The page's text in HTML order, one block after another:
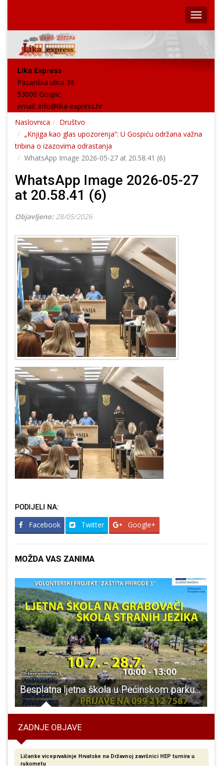
Lika Express
Pazariška ulica 36
53000 Gospić
email: info@lika-express.hr
Naslovnica
Društvo
„Knjiga kao glas upozorenja”: U Gospiću održana važna
tribina o izazovima odrastanja
WhatsApp Image 2026-05-27 at 20.58.41 (6)
WhatsApp Image 2026-05-27
at 20.58.41 (6)
Objavljeno: 28/05/2026
PODIJELI NA:
Facebook Twitter Google+
MOŽDA VAS ZANIMA
Besplatna ljetna škola u Pećinskom parku Grabovača
ZADNJE OBJAVE
Ličanke viceprvakinje Hrvatske na Državnoj završnici HEP turnira u
rukometu